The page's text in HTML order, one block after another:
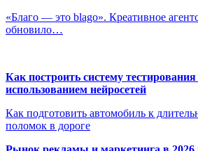
«Благо — это blago». Креативное
обновило…
Как построить систему
использованием нейросетей
Как подготовить автомобиль к
поломок в дороге